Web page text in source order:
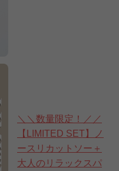
＼＼数量限定！／／
【LIMITED SET】ノ
ースリカットソー＋
大人のリラックスパ